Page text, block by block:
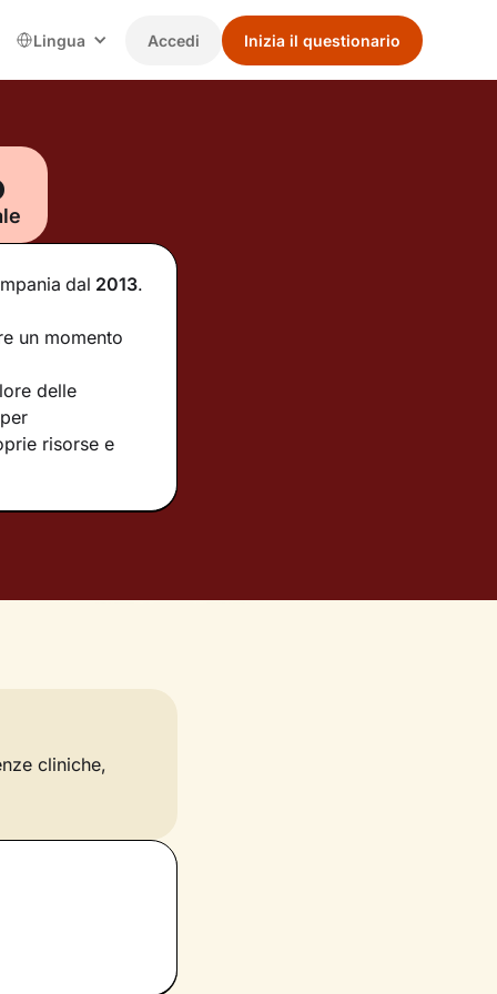
Lingua Accedi Inizia il questionario
dal 2013.
un momento
delle
risorse e
cliniche,